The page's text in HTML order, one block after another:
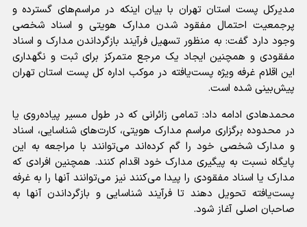
مدیرکل پست استان تهران با بیان اینکه در مراسم‌های گسترده و
پرجمعیت احتمال مفقود شدن مدارک هویتی و اسناد شخصی
وجود دارد گفت: به منظور تسهیل فرآیند بازگرداندن مدارک و اسناد
مفقودی و همچنین ایجاد یک مرجع متمرکز برای ثبت و نگهداری
این اقلام غرفه ویژه پست‌یافته در موکب اداره کل پست استان تهران
پیش‌بینی شده است.
محمدهادی ادامه داد: تمامی زائرانی که در طول مسیر پیاده‌روی یا
در محدوده برگزاری مراسم مدارک هویتی، کارت‌های شناسایی، اسناد
و مدارک شخصی خود را گم کرده‌اند می‌توانند با مراجعه به این
پایگاه نسبت به پیگیری مدارک خود اقدام کنند. همچنین افرادی که
مدارک یا اسناد مفقودی را پیدا می‌کنند نیز می‌توانند آنها را به غرفه
پست‌یافته تحویل دهند تا فرآیند شناسایی و بازگرداندن آنها به
صاحبان اصلی آغاز شود.